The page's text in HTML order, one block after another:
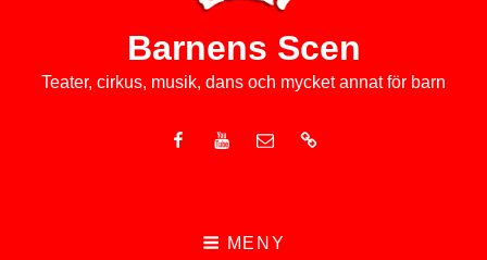
Barnens Scen
Teater, cirkus, musik, dans och mycket annat för barn
FacebookYoutube
E-
Nyhetsbrev
MENY